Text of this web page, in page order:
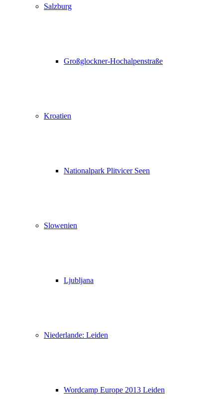
Salzburg
Großglockner-Hochalpenstraße
Kroatien
Nationalpark Plitvicer Seen
Slowenien
Ljubljana
Niederlande: Leiden
Wordcamp Europe 2013 Leiden